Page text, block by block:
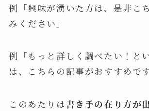
例「興味が湧いた方は、是非こ
みください」
例「もっと詳しく調べたい！と
は、こちらの記事がおすすめです
このあたりは書き手の在り方が